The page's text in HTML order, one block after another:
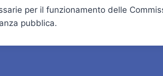
per il funzionamento delle
pubblica.